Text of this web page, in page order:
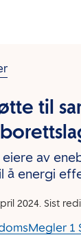
til
av
å energi
2024. Sist
1